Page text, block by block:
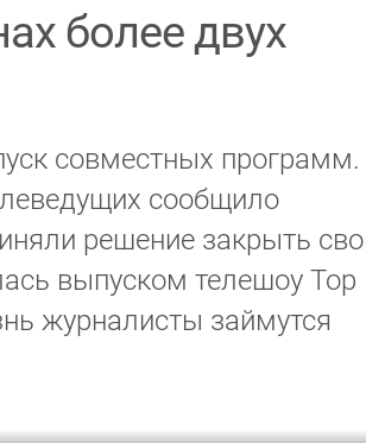
более двух
совместных
сообщило
решение закрыть
выпуском телешоу Top
журналисты займутся